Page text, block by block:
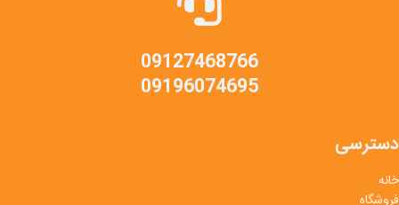
09127468766
09196074695
دسترسی
خانه
فروشگاه